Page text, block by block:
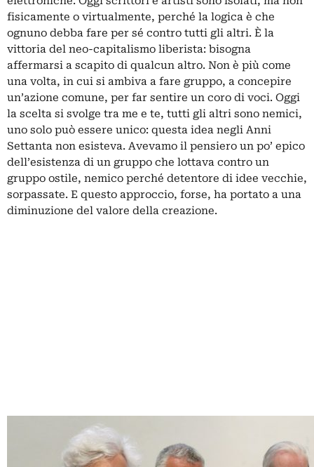
fisicamente o virtualmente, perché la logica è che
ognuno debba fare per sé contro tutti gli altri. È la
vittoria del neo-capitalismo liberista: bisogna
affermarsi a scapito di qualcun altro. Non è più come
una volta, in cui si ambiva a fare gruppo, a concepire
un’azione comune, per far sentire un coro di voci. Oggi
la scelta si svolge tra me e te, tutti gli altri sono nemici,
uno solo può essere unico: questa idea negli Anni
Settanta non esisteva. Avevamo il pensiero un po’ epico
dell’esistenza di un gruppo che lottava contro un
gruppo ostile, nemico perché detentore di idee vecchie,
sorpassate. E questo approccio, forse, ha portato a una
diminuzione del valore della creazione.